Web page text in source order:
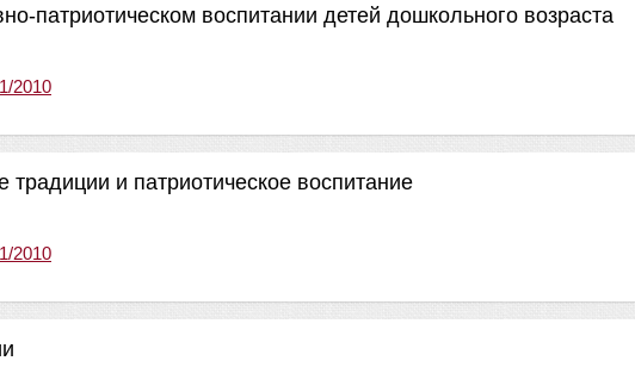
патриотическом воспитании детей дошкольного возраста
2010
традиции и патриотическое воспитание
2010